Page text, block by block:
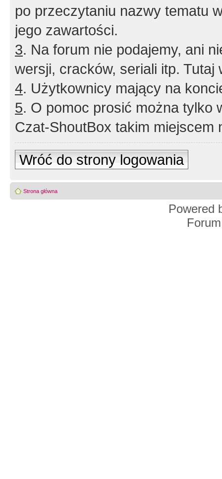
po przeczytaniu nazwy tematu
jego zawartości.
3. Na forum nie podajemy, ani
wersji, cracków, seriali itp. Tutaj
4. Użytkownicy mający na
5. O pomoc prosić można tylko
Czat-ShoutBox takim miejscem
Wróć do strony logowania
Strona główna
Powered